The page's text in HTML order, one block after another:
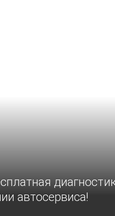
автосервиса!